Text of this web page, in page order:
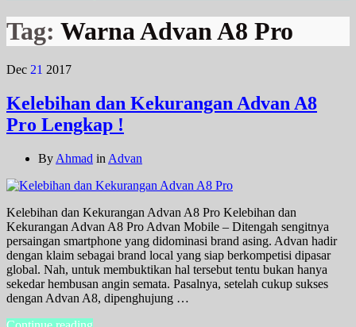
Tag: Warna Advan A8 Pro
Dec 21 2017
Kelebihan dan Kekurangan Advan A8
Pro Lengkap !
By Ahmad in Advan
Kelebihan dan Kekurangan Advan A8 Pro Kelebihan dan
Kekurangan Advan A8 Pro Advan Mobile – Ditengah sengitnya
persaingan smartphone yang didominasi brand asing. Advan hadir
dengan klaim sebagai brand local yang siap berkompetisi dipasar
global. Nah, untuk membuktikan hal tersebut tentu bukan hanya
sekedar hembusan angin semata. Pasalnya, setelah cukup sukses
dengan Advan A8, dipenghujung …